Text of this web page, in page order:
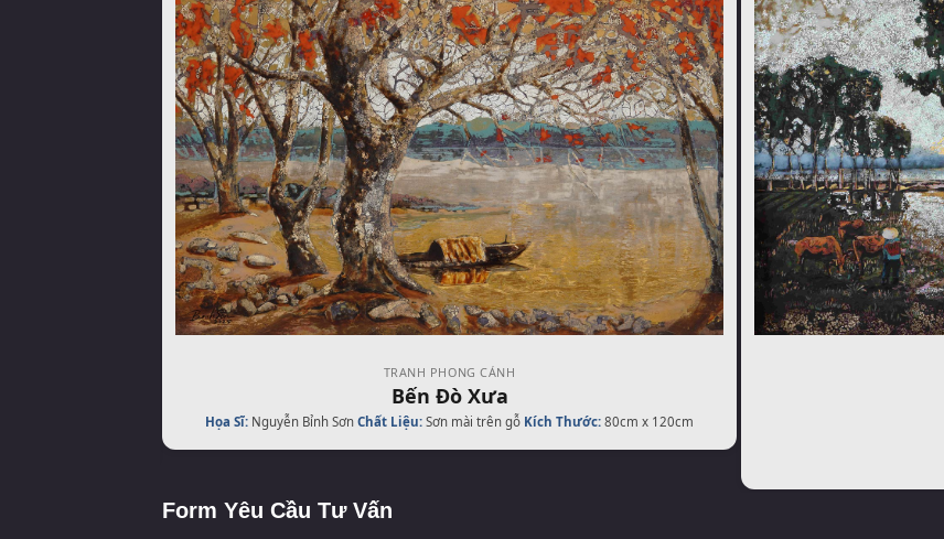
TRANH PHONG CẢNH
Bến Đò Xưa
Họa Sĩ: Nguyễn Bỉnh Sơn Chất Liệu: Sơn mài trên gỗ Kích Thước: 80cm x 120cm
Form Yêu Cầu Tư Vấn